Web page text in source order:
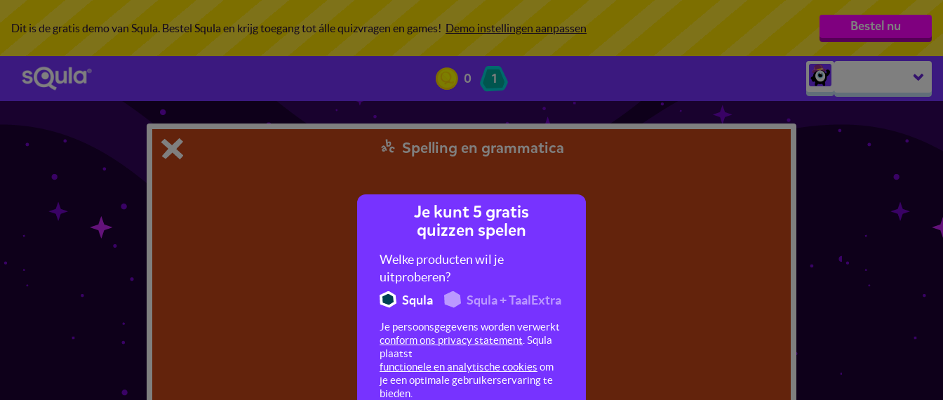
Dit is de gratis demo van Squla. Bestel Squla en krijg toegang tot álle quizvragen en games! Demo instellingen aanpassen Bestel nu
0 1
groep 1
groep 4
groep 5
Spelling en grammatica
Hier leer je over zelfstandige naamwoorden,
voorzetsels, telwoorden, bijvoeglijke
naamwoorden.
Je kunt 5 gratis
quizzen spelen
Welke producten wil je
uitproberen?
Squla
Squla + TaalExtra
Je persoonsgegevens worden verwerkt
conform ons privacy statement . Squla
plaatst
functionele en analytische cookies om
je een optimale gebruikerservaring te
bieden.